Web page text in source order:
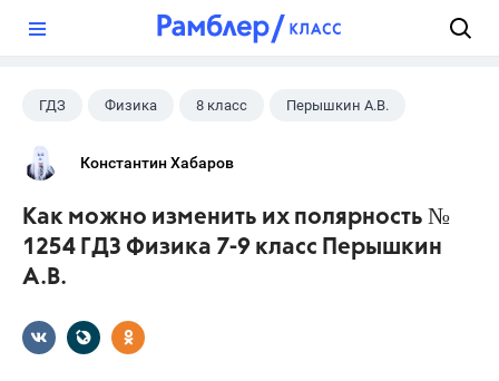
ГДЗ Физика 8 класс Перышкин А.В.
Константин Хабаров
Как можно изменить их полярность №
1254 ГДЗ Физика 7-9 класс Перышкин
А.В.